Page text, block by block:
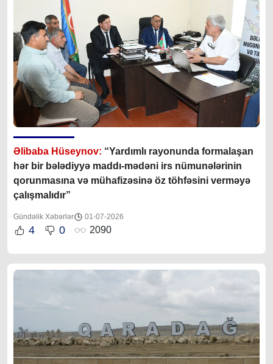
Əlibaba Hüseynov: “Yardımlı rayonunda formalaşan
hər bir bələdiyyə maddı-mədəni irs nümunələrinin
qorunmasına və mühafizəsinə öz töhfəsini verməyə
çalışmalıdır”
Gündəlik Xəbərlər 01-07-2026
4 0 2090